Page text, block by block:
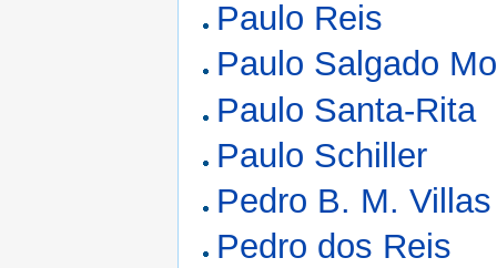
Paulo Reis
Paulo Salgado
Paulo Santa-Rita
Paulo Schiller
Pedro B. M.
Pedro dos Reis